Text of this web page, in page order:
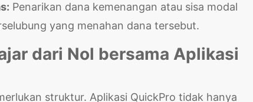
Penarikan dana kemenangan atau sisa modal
yang menahan dana tersebut.
dari Nol bersama Aplikasi
struktur. Aplikasi QuickPro tidak hanya